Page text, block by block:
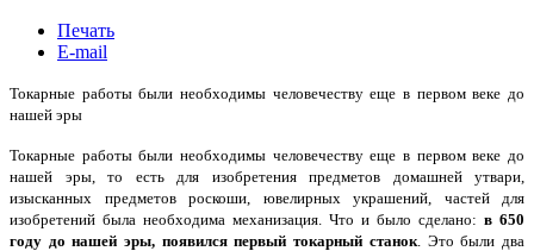
Печать
E-mail
Токарные работы были необходимы человечеству еще в первом веке до
нашей эры
Токарные работы были необходимы человечеству еще в первом веке до
нашей эры, то есть для изобретения предметов домашней утвари,
изысканных предметов роскоши, ювелирных украшений, частей для
изобретений была необходима механизация. Что и было сделано: в 650
году до нашей эры, появился первый токарный станок. Это были два